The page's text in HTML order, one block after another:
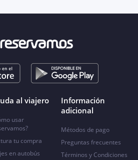
al viajero
usar
tu compra
en autobús
Información
adicional
Métodos de pago
Preguntas frecuentes
Términos y Condiciones